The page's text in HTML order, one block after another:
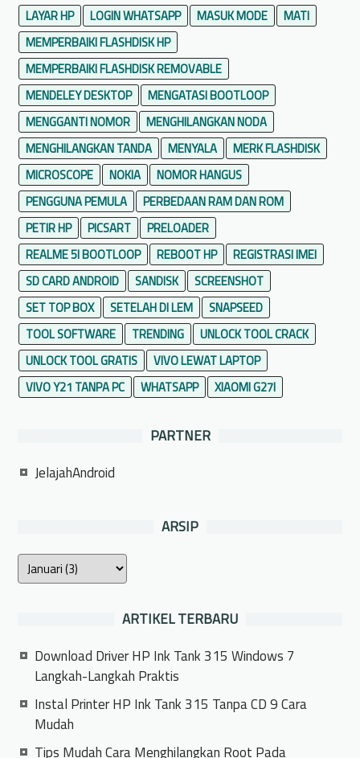
LAYAR HP
LOGIN WHATSAPP MASUK MODE
MATI
MEMPERBAIKI FLASHDISK HP
MEMPERBAIKI FLASHDISK REMOVABLE
MENDELEY DESKTOP
MENGATASI BOOTLOOP
MENGGANTI NOMOR
MENGHILANGKAN NODA
MENGHILANGKAN TANDA
MENYALA
MERK FLASHDISK
MICROSCOPE
NOKIA
NOMOR HANGUS
PENGGUNA PEMULA
PERBEDAAN RAM DAN ROM
PETIR HP
PICSART
PRELOADER
REALME 5I BOOTLOOP
REBOOT HP
REGISTRASI IMEI
SD CARD ANDROID
SANDISK
SCREENSHOT
SET TOP BOX
SETELAH DI LEM
SNAPSEED
TOOL SOFTWARE
TRENDING
UNLOCK TOOL CRACK
UNLOCK TOOL GRATIS
VIVO LEWAT LAPTOP
VIVO Y21 TANPA PC
WHATSAPP XIAOMI G27I
PARTNER
JelajahAndroid
ARSIP
ARTIKEL TERBARU
Download Driver HP Ink Tank 315 Windows 7
Langkah-Langkah Praktis
Instal Printer HP Ink Tank 315 Tanpa CD 9 Cara
Mudah
Tips Mudah Cara Menghilangkan Root Pada